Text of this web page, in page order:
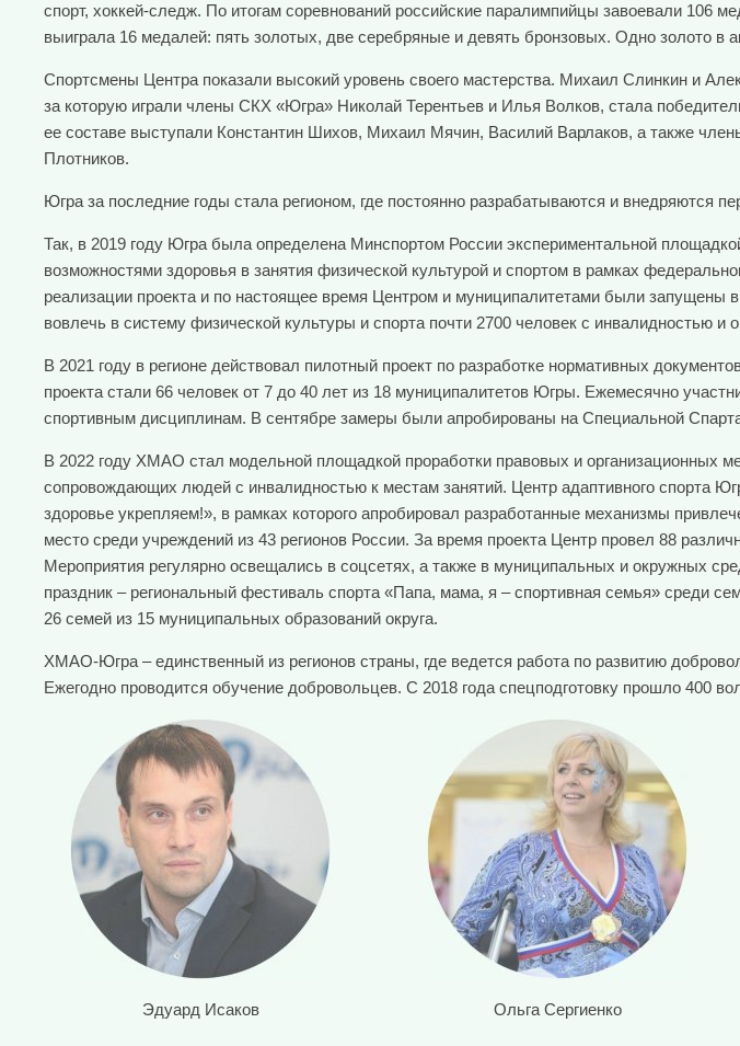
спорт, хоккей-следж. По итогам соревнований российские паралимпийцы завоевали
выиграла 16 медалей: пять золотых, две серебряные и девять бронзовых. Одно золото в
Спортсмены Центра показали высокий уровень своего мастерства. Михаил Слинкин и
за которую играли члены СКХ «Югра» Николай Терентьев и Илья Волков, стала
ее составе выступали Константин Шихов, Михаил Мячин, Василий Варлаков, а также
Плотников.
Югра за последние годы стала регионом, где постоянно разрабатываются и внедряются
Так, в 2019 году Югра была определена Минспортом России экспериментальной
возможностями здоровья в занятия физической культурой и спортом в рамках
реализации проекта и по настоящее время Центром и муниципалитетами были запущены
вовлечь в систему физической культуры и спорта почти 2700 человек с инвалидностью и
В 2021 году в регионе действовал пилотный проект по разработке нормативных
проекта стали 66 человек от 7 до 40 лет из 18 муниципалитетов Югры. Ежемесячно
спортивным дисциплинам. В сентябре замеры были апробированы на Специальной
В 2022 году ХМАО стал модельной площадкой проработки правовых и организационных
сопровождающих людей с инвалидностью к местам занятий. Центр адаптивного спорта
здоровье укрепляем!», в рамках которого апробировал разработанные механизмы
место среди учреждений из 43 регионов России. За время проекта Центр провел 88
Мероприятия регулярно освещались в соцсетях, а также в муниципальных и окружных
праздник – региональный фестиваль спорта «Папа, мама, я – спортивная семья» среди
26 семей из 15 муниципальных образований округа.
ХМАО-Югра – единственный из регионов страны, где ведется работа по развитию
Ежегодно проводится обучение добровольцев. С 2018 года спецподготовку прошло 400
Эдуард Исаков Ольга Сергиенко